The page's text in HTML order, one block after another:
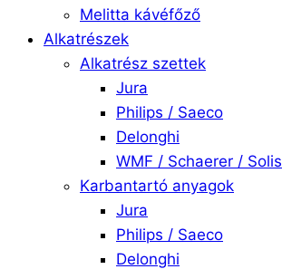
Melitta kávéfőző
Alkatrészek
Alkatrész szettek
Jura
Philips / Saeco
Delonghi
WMF / Schaerer / Solis
Karbantartó anyagok
Jura
Philips / Saeco
Delonghi